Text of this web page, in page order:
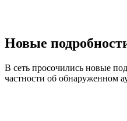
Новые
В сеть просочились новые
частности об обнаруженном